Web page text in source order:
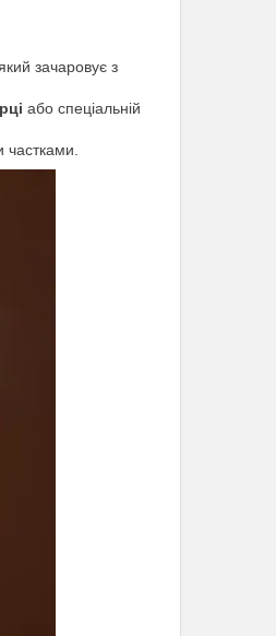
зачаровує з
або спеціальній
частками.